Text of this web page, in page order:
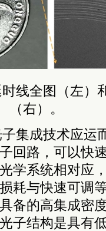
线全图（左）
（右）。
集成技术应运
回路，可以快
学系统相对应
耗与快速可调
备的高集成密
子结构是具有